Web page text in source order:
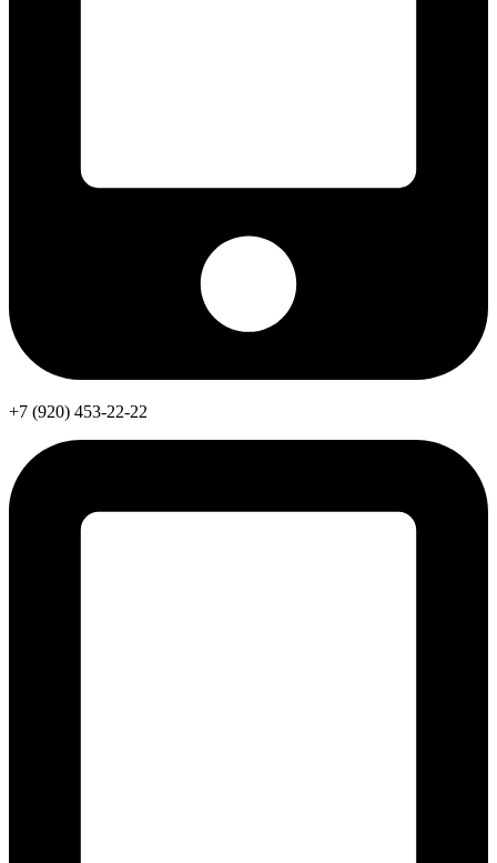
+7 (920) 453-22-22